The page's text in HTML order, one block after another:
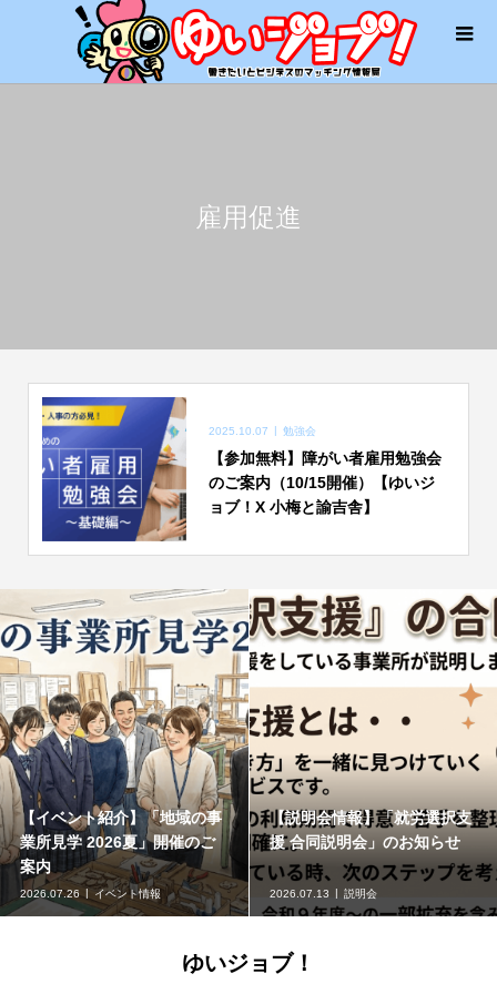
雇用促進
2025.10.07 勉強会
【参加無料】障がい者雇用勉強会
のご案内（10/15開催）【ゆいジ
ョブ！X 小梅と諭吉舎】
【イベント紹介】「地域の事
業所見学 2026夏」開催のご
案内
2026.07.26 イベント情報
【説明会情報】「就労選択支
援 合同説明会」のお知らせ
2026.07.13 説明会
ゆいジョブ！